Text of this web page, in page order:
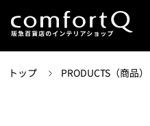
トップ PRODUCTS（商品）